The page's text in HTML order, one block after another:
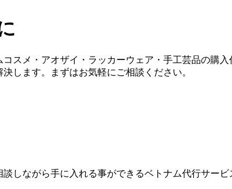
スメ・アオザイ・ラッカーウェア・手工芸品の購
します。まずはお気軽にご相談ください。
しながら手に入れる事ができるベトナム代行サービ